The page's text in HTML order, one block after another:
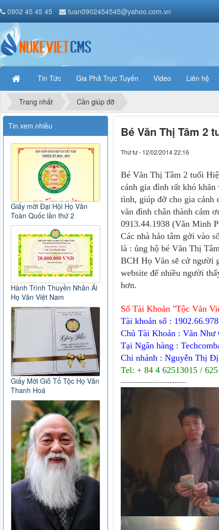
0902 45 45 45 tuan0902454545@yahoo.com.vn
Tin Tức Gia Phả Trực Tuyến Video Liên hệ
Trang nhất Cần giúp đỡ
Bé Văn Thị Tâm 2
Thứ tư - 12/02/2014 22:16
Bé Văn Thị Tâm 2 tuổi
cảnh gia đình rất khó
tình, giúp đỡ cho gia cảnh
văn đình chân thành cảm
0913.44.1938 (Văn Minh
Các nhà hảo tâm gởi vào
là : ủng hộ bé Văn Thị
BCH Họ Văn sẽ cử người
website để nhiều người
hơn.
Số Tài Khoản "Tộc Văn
Tài khoản số :
Chủ Tài Khoản : Văn Như
Tại Ngân hàng :
Chi nhánh : Nguyễn Thị
Tel: + 84 4 62513015 /
---------------------------
Tin xem nhiều
Giấy mời Đại Hội Họ Văn
Toàn Quốc lần thứ 2
Hành Trình Thuyền Nhân Ái
Họ Văn Việt Nam
Giấy Mời Giỗ Tổ Tộc Họ Văn
Thanh Hoá